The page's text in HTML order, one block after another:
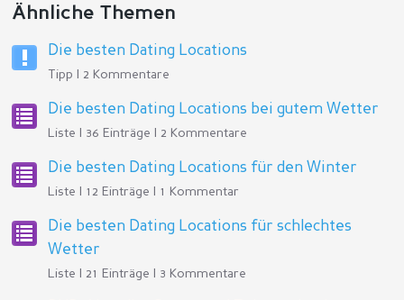
Ähnliche Themen
Die besten Dating Locations
Tipp | 2 Kommentare
Die besten Dating Locations bei gutem Wetter
Liste | 36 Einträge | 2 Kommentare
Die besten Dating Locations für den Winter
Liste | 12 Einträge | 1 Kommentar
Die besten Dating Locations für schlechtes
Wetter
Liste | 21 Einträge | 3 Kommentare